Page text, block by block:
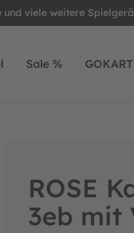
viele weitere
Sale %
ROSE
3eb mit